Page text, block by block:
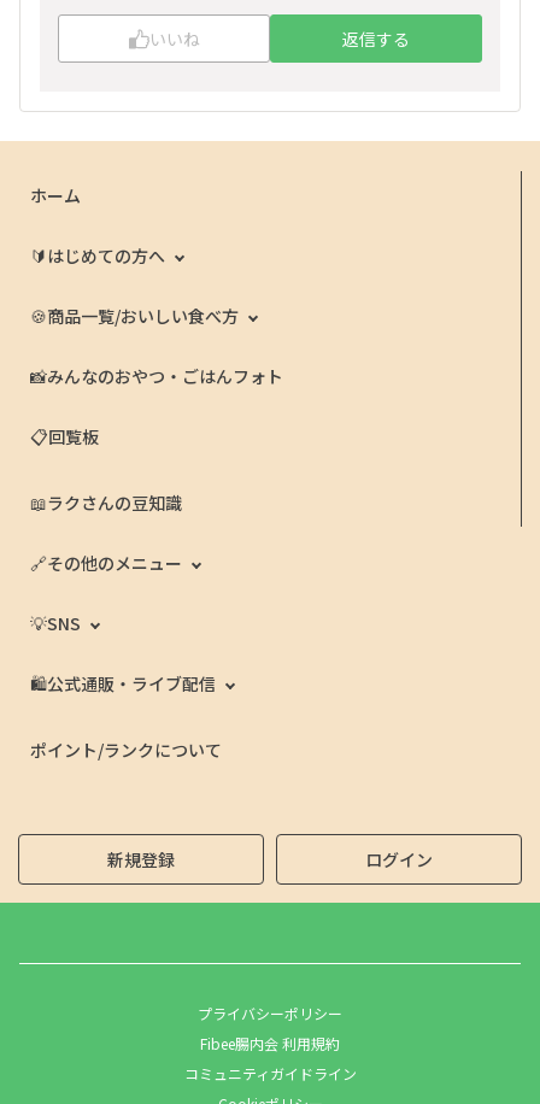
白岩さんご出演のFibee紹介ビデオを繰り返し見
て寂しさを紛らわせたいと思います(このくだり2
ショッパー、個人的にはかなり嬉しいです✨🧡勝
手に思い入れ大です。いつも持ち歩いて勝手に宣
いいね 返信する
ホーム
🔰はじめての方へ
🍪商品一覧/おいしい食べ方
📸みんなのおやつ・ごはんフォト
📋回覧板
📖ラクさんの豆知識
🔗その他のメニュー
💡SNS
🛍️公式通販・ライブ配信
ポイント/ランクについて
新規登録 ログイン
プライバシーポリシー
Fibee腸内会 利用規約
コミュニティガイドライン